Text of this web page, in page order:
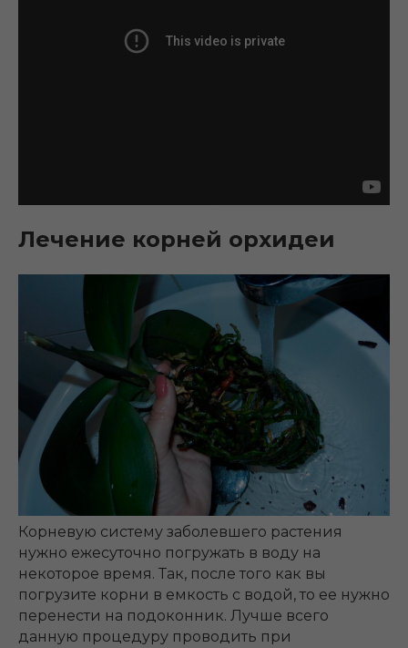
Лечение корней орхидеи
Корневую систему заболевшего растения
нужно ежесуточно погружать в воду на
некоторое время. Так, после того как вы
погрузите корни в емкость с водой, то ее нужно
перенести на подоконник. Лучше всего
данную процедуру проводить при